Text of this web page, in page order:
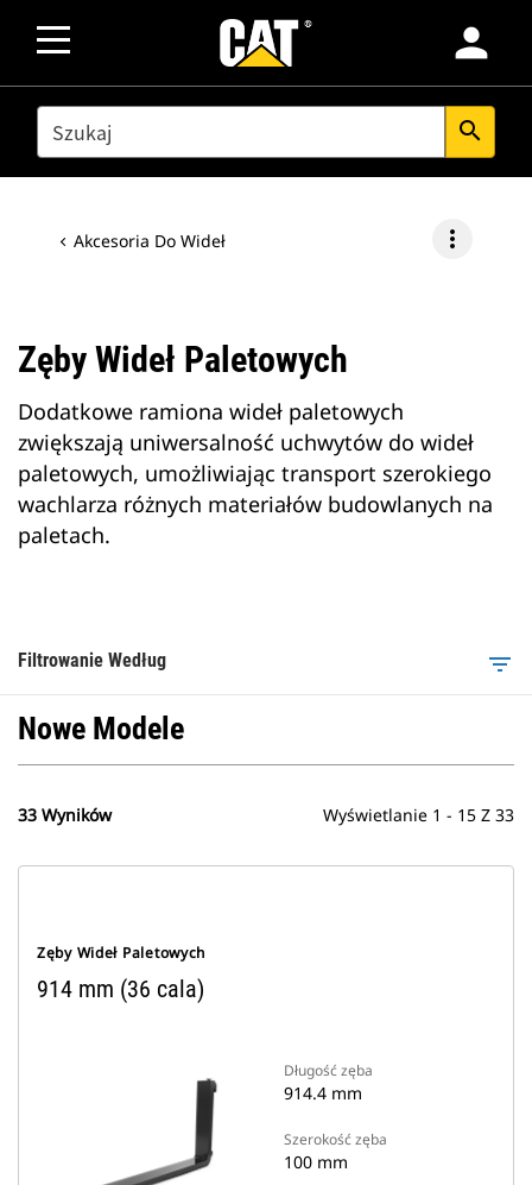
person
SEARCH search
Akcesoria Do Wideł more_vert
Zęby Wideł Paletowych
Dodatkowe ramiona wideł paletowych
zwiększają uniwersalność uchwytów do wideł
paletowych, umożliwiając transport szerokiego
wachlarza różnych materiałów budowlanych na
paletach.
Filtrowanie Według filter_list
Nowe Modele
33 Wyników Wyświetlanie 1 - 15 Z 33
Zęby Wideł Paletowych
914 mm (36 cala)
Długość zęba
914.4 mm
Szerokość zęba
100 mm